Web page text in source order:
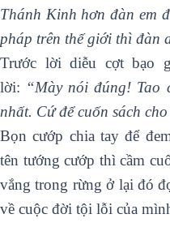
Thánh Kinh hơn đàn em
pháp trên thế giới thì đàn
Trước lời diễu cợt bạo
lời: “Mày nói đúng! Tao
nhất. Cứ để cuốn sách
Bọn cướp chia tay để
tên tướng cướp thì cầm
vắng trong rừng ở lại đó
về cuộc đời tội lỗi của